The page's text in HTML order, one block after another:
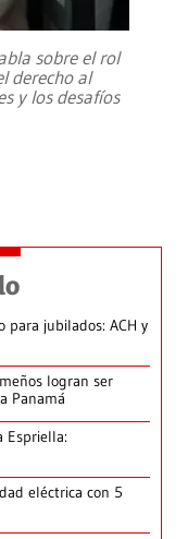
sobre el rol
derecho al
y los desafíos
para jubilados: ACH y
logran ser
Panamá
Espriella:
eléctrica con 5